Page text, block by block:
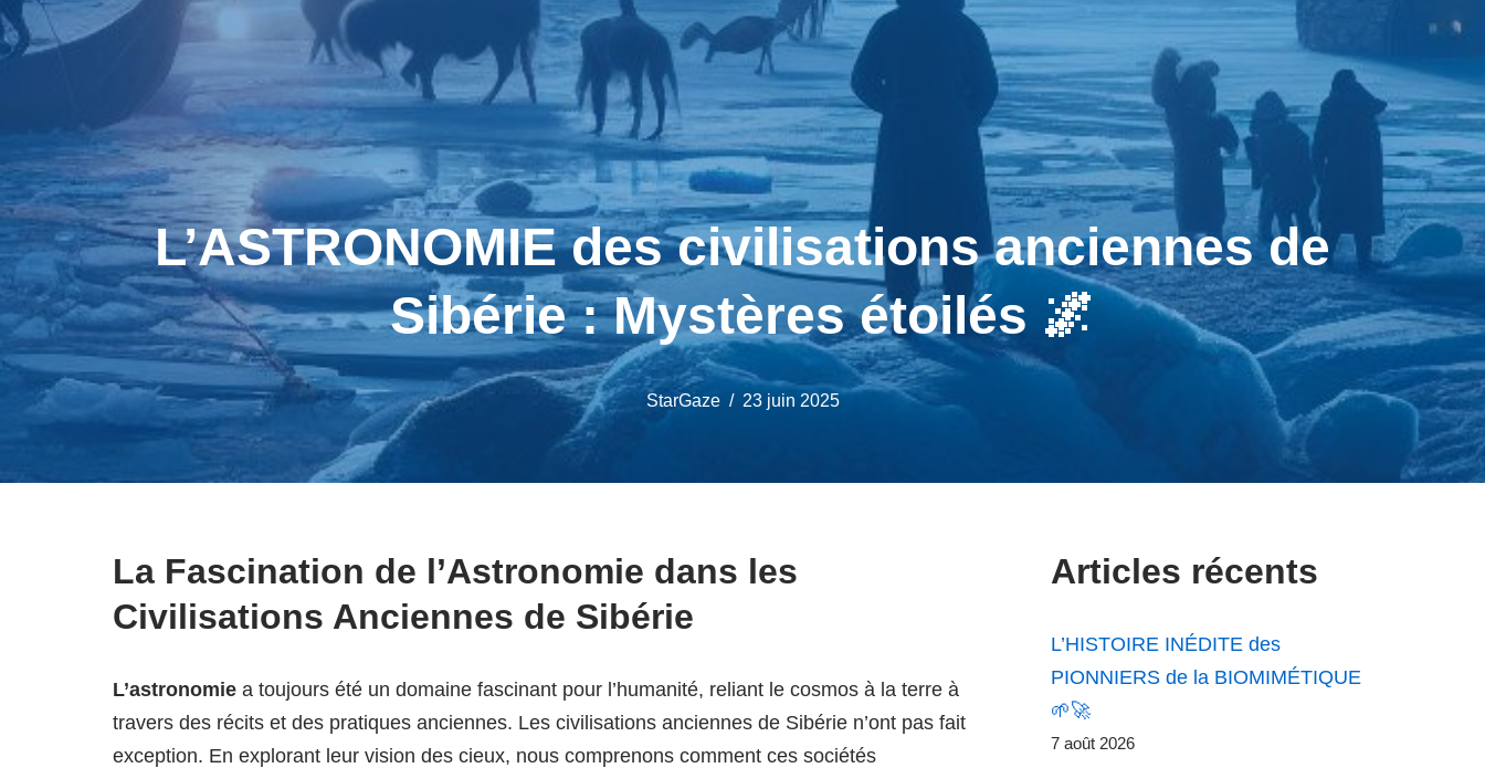
L’ASTRONOMIE des civilisations anciennes de
Sibérie : Mystères étoilés 🌌
StarGaze 23 juin 2025
La Fascination de l’Astronomie dans les
Civilisations Anciennes de Sibérie
L’astronomie a toujours été un domaine fascinant pour l’humanité, reliant le cosmos à la terre à
travers des récits et des pratiques anciennes. Les civilisations anciennes de Sibérie n’ont pas fait
exception. En explorant leur vision des cieux, nous comprenons comment ces sociétés
Articles récents
L’HISTOIRE INÉDITE des
PIONNIERS de la BIOMIMÉTIQUE
🌱🚀
7 août 2026